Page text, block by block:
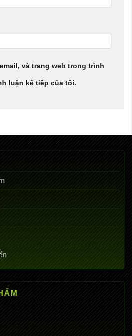
và trang web trong trình
luận kế tiếp của tôi.